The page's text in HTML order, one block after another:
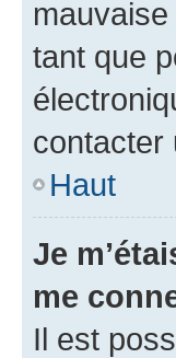
tant que
contacter
Haut
Je
me
Il est